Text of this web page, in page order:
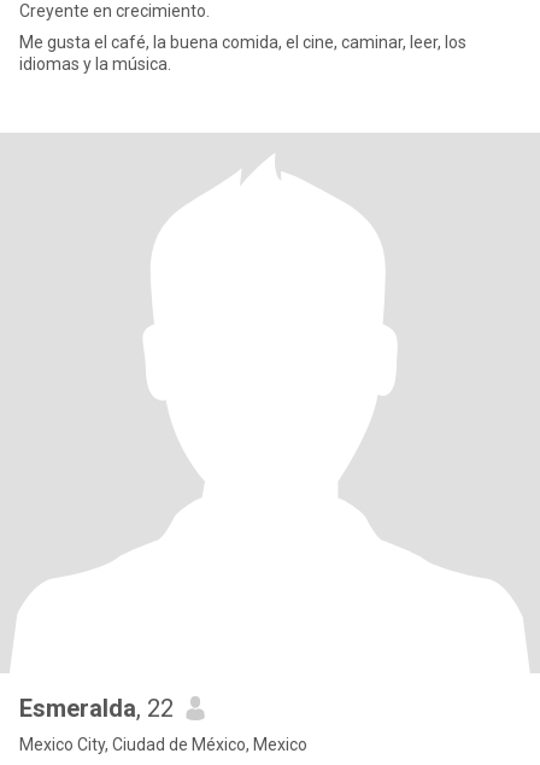
Creyente en crecimiento.
Me gusta el café, la buena comida, el cine, caminar, leer, los
idiomas y la música.
Esmeralda, 22
Mexico City, Ciudad de México, Mexico